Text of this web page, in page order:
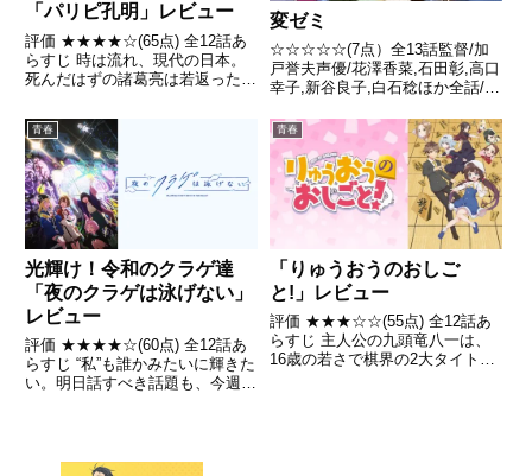
「パリピ孔明」レビュー
評価 ★★★★☆(65点) 全12話あ
らすじ 時は流れ、現代の日本。
死んだはずの諸葛亮は若返った姿
なく、東京・渋谷で目を覚まし
た。引用- Wikipedia
変ゼミ
☆☆☆☆☆(7点）全13話監督/加
戸誉夫声優/花澤香菜,石田彰,高口
幸子,新谷良子,白石稔ほか全話/各
らすじいたって普通の少女・松隆
奈々子は武蔵小麦に一目惚れを
し、彼の所属する「変態生理ゼミ
ナール」―――通称「...
青春
光輝け！令和のクラゲ達
「夜のクラゲは泳げない」
レビュー
評価 ★★★★☆(60点) 全12話あ
らすじ “私”も誰かみたいに輝きた
い。明日話すべき話題も、今週買
青春
「りゅうおうのおしご
と!」レビュー
評価 ★★★☆☆(55点) 全12話あ
らすじ 主人公の九頭竜八一は、
16歳の若さで棋界の2大タイトル